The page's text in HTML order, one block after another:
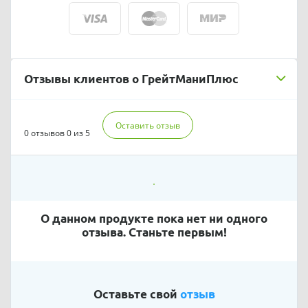
Отзывы клиентов о ГрейтМаниПлюс
0 отзывов0 из 5
Оставить отзыв
О данном продукте пока нет ни одного
отзыва. Станьте первым!
Оставьте свой отзыв